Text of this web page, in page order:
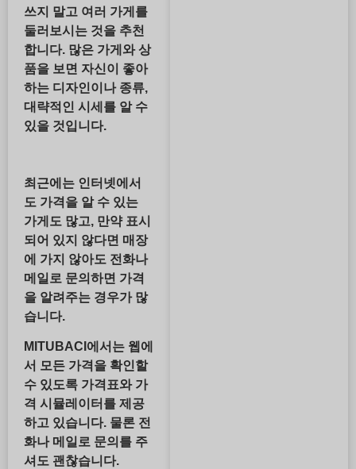
쓰지 말고 여러 가게를
둘러보시는 것을 추천
합니다. 많은 가게와 상
품을 보면 자신이 좋아
하는 디자인이나 종류,
대략적인 시세를 알 수
있을 것입니다.
최근에는 인터넷에서
도 가격을 알 수 있는
가게도 많고, 만약 표시
되어 있지 않다면 매장
에 가지 않아도 전화나
메일로 문의하면 가격
을 알려주는 경우가 많
습니다.
MITUBACI에서는 웹에
서 모든 가격을 확인할
수 있도록 가격표와 가
격 시뮬레이터를 제공
하고 있습니다. 물론 전
화나 메일로 문의를 주
셔도 괜찮습니다.